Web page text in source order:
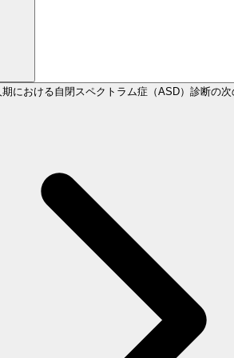
における自閉スペクトラム症（ASD）診断の